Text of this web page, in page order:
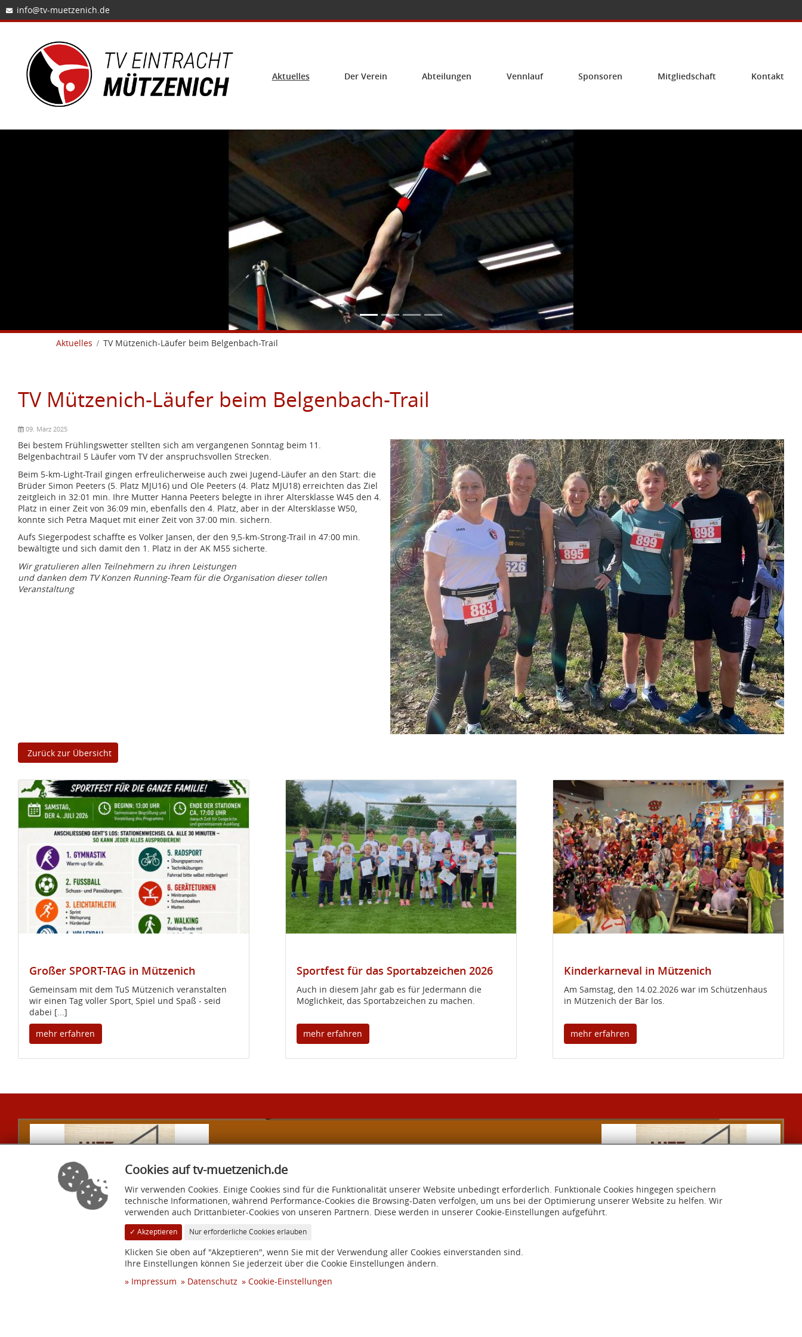
info@tv-muetzenich.de
Aktuelles Der Verein Abteilungen Vennlauf Sponsoren Mitgliedschaft Kontakt
Aktuelles TV Mützenich-Läufer beim Belgenbach-Trail
TV Mützenich-Läufer beim Belgenbach-Trail
09. März 2025
Bei bestem Frühlingswetter stellten sich am vergangenen Sonntag beim 11.
Belgenbachtrail 5 Läufer vom TV der anspruchsvollen Strecken.
Beim 5-km-Light-Trail gingen erfreulicherweise auch zwei Jugend-Läufer an den Start: die
Brüder Simon Peeters (5. Platz MJU16) und Ole Peeters (4. Platz MJU18) erreichten das Ziel
zeitgleich in 32:01 min. Ihre Mutter Hanna Peeters belegte in ihrer Altersklasse W45 den 4.
Platz in einer Zeit von 36:09 min, ebenfalls den 4. Platz, aber in der Altersklasse W50,
konnte sich Petra Maquet mit einer Zeit von 37:00 min. sichern.
Aufs Siegerpodest schaffte es Volker Jansen, der den 9,5-km-Strong-Trail in 47:00 min.
bewältigte und sich damit den 1. Platz in der AK M55 sicherte.
Wir gratulieren allen Teilnehmern zu ihren Leistungen
und danken dem TV Konzen Running-Team für die Organisation dieser tollen
Veranstaltung
Zurück zur Übersicht
Großer SPORT-TAG in Mützenich
Gemeinsam mit dem TuS Mützenich veranstalten
wir einen Tag voller Sport, Spiel und Spaß - seid
dabei [...]
mehr erfahren
Sportfest für das Sportabzeichen 2026
Auch in diesem Jahr gab es für Jedermann die
Möglichkeit, das Sportabzeichen zu machen.
mehr erfahren
Kinderkarneval in Mützenich
Am Samstag, den 14.02.2026 war im Schützenhaus
in Mützenich der Bär los.
mehr erfahren
TV Eintracht Mützenich 1921 e. V.
Reichensteiner Straße 138
Cookies auf tv-muetzenich.de
Wir verwenden Cookies. Einige Cookies sind für die Funktionalität unserer Website unbedingt erforderlich. Funktionale Cookies hingegen speichern
technische Informationen, während Performance-Cookies die Browsing-Daten verfolgen, um uns bei der Optimierung unserer Website zu helfen. Wir
verwenden auch Drittanbieter-Cookies von unseren Partnern. Diese werden in unserer Cookie-Einstellungen aufgeführt.
✓ Akzeptieren Nur erforderliche Cookies erlauben
Klicken Sie oben auf "Akzeptieren", wenn Sie mit der Verwendung aller Cookies einverstanden sind.
Ihre Einstellungen können Sie jederzeit über die Cookie Einstellungen ändern.
Impressum
Datenschutz Cookie-Einstellungen